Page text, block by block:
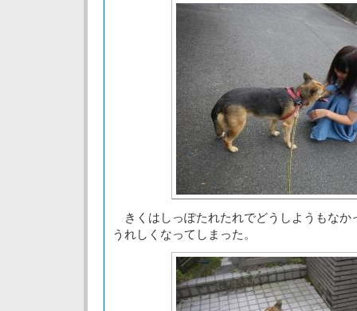
きくはしっぽたれたれでどうしようもなか
うれしくなってしまった。